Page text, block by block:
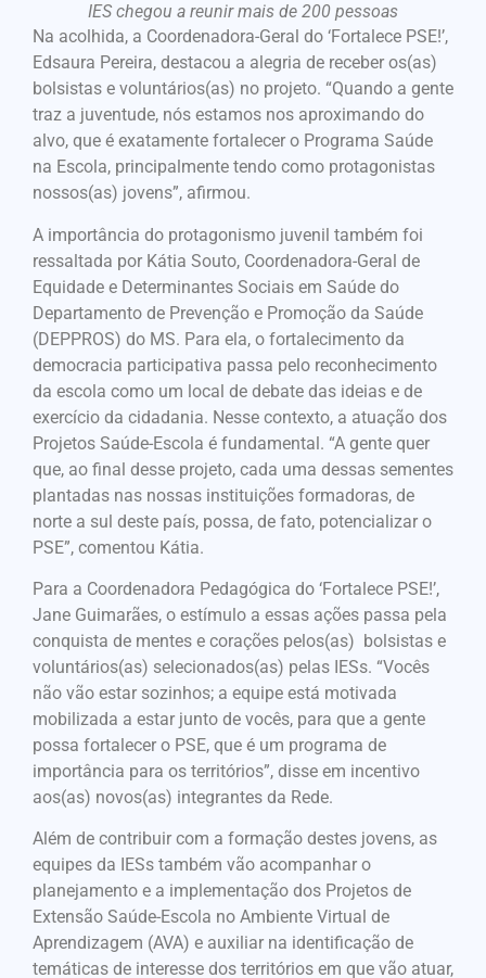
IES chegou a reunir mais de 200 pessoas
Na acolhida, a Coordenadora-Geral do ‘Fortalece PSE!’,
Edsaura Pereira, destacou a alegria de receber os(as)
bolsistas e voluntários(as) no projeto. “Quando a gente
traz a juventude, nós estamos nos aproximando do
alvo, que é exatamente fortalecer o Programa Saúde
na Escola, principalmente tendo como protagonistas
nossos(as) jovens”, afirmou.
A importância do protagonismo juvenil também foi
ressaltada por Kátia Souto, Coordenadora-Geral de
Equidade e Determinantes Sociais em Saúde do
Departamento de Prevenção e Promoção da Saúde
(DEPPROS) do MS. Para ela, o fortalecimento da
democracia participativa passa pelo reconhecimento
da escola como um local de debate das ideias e de
exercício da cidadania. Nesse contexto, a atuação dos
Projetos Saúde-Escola é fundamental. “A gente quer
que, ao final desse projeto, cada uma dessas sementes
plantadas nas nossas instituições formadoras, de
norte a sul deste país, possa, de fato, potencializar o
PSE”, comentou Kátia.
Para a Coordenadora Pedagógica do ‘Fortalece PSE!’,
Jane Guimarães, o estímulo a essas ações passa pela
conquista de mentes e corações pelos(as) bolsistas e
voluntários(as) selecionados(as) pelas IESs. “Vocês
não vão estar sozinhos; a equipe está motivada
mobilizada a estar junto de vocês, para que a gente
possa fortalecer o PSE, que é um programa de
importância para os territórios”, disse em incentivo
aos(as) novos(as) integrantes da Rede.
Além de contribuir com a formação destes jovens, as
equipes da IESs também vão acompanhar o
planejamento e a implementação dos Projetos de
Extensão Saúde-Escola no Ambiente Virtual de
Aprendizagem (AVA) e auxiliar na identificação de
temáticas de interesse dos territórios em que vão atuar,